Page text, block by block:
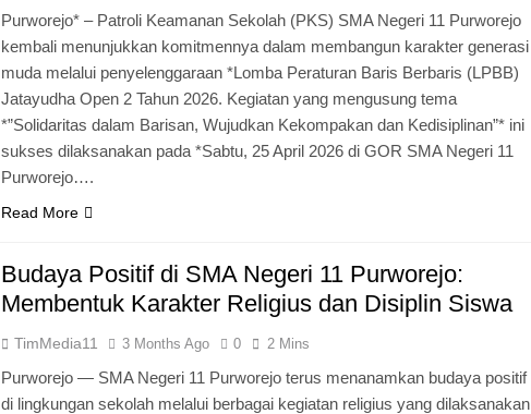
Purworejo* – Patroli Keamanan Sekolah (PKS) SMA Negeri 11 Purworejo
kembali menunjukkan komitmennya dalam membangun karakter generasi
muda melalui penyelenggaraan *Lomba Peraturan Baris Berbaris (LPBB)
Jatayudha Open 2 Tahun 2026. Kegiatan yang mengusung tema
*”Solidaritas dalam Barisan, Wujudkan Kekompakan dan Kedisiplinan”* ini
sukses dilaksanakan pada *Sabtu, 25 April 2026 di GOR SMA Negeri 11
Purworejo….
Read More
Budaya Positif di SMA Negeri 11 Purworejo:
Membentuk Karakter Religius dan Disiplin Siswa
TimMedia11 3 Months Ago 0 2 Mins
Purworejo — SMA Negeri 11 Purworejo terus menanamkan budaya positif
di lingkungan sekolah melalui berbagai kegiatan religius yang dilaksanakan